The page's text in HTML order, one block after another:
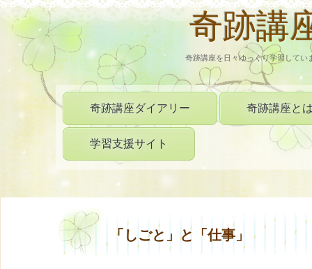
奇跡講
奇跡講座を日々ゆっくり学習してい
奇跡講座ダイアリー 奇跡講座と
学習支援サイト
「しごと」と「仕事」